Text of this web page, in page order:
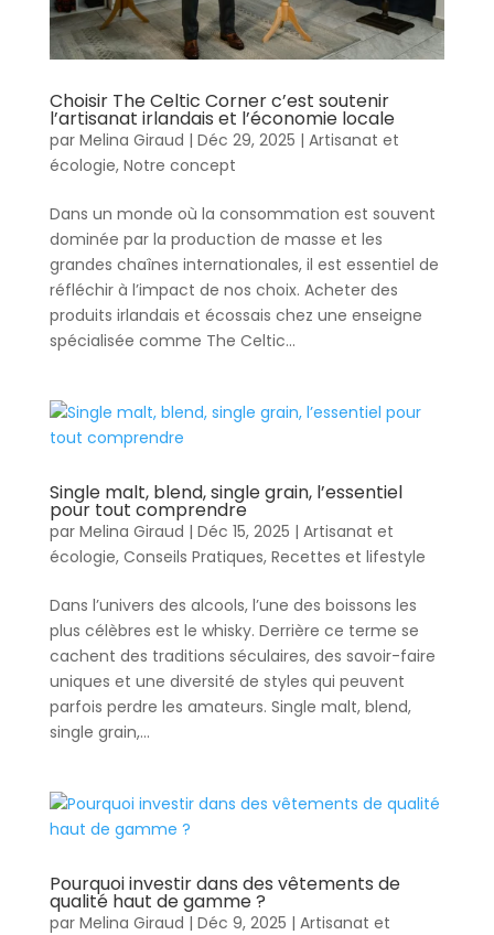
Choisir The Celtic Corner c’est soutenir
l’artisanat irlandais et l’économie locale
par Melina Giraud | Déc 29, 2025 | Artisanat et
écologie, Notre concept
Dans un monde où la consommation est souvent
dominée par la production de masse et les
grandes chaînes internationales, il est essentiel de
réfléchir à l’impact de nos choix. Acheter des
produits irlandais et écossais chez une enseigne
spécialisée comme The Celtic...
Single malt, blend, single grain, l’essentiel
pour tout comprendre
par Melina Giraud | Déc 15, 2025 | Artisanat et
écologie, Conseils Pratiques, Recettes et lifestyle
Dans l’univers des alcools, l’une des boissons les
plus célèbres est le whisky. Derrière ce terme se
cachent des traditions séculaires, des savoir-faire
uniques et une diversité de styles qui peuvent
parfois perdre les amateurs. Single malt, blend,
single grain,...
Pourquoi investir dans des vêtements de
qualité haut de gamme ?
par Melina Giraud | Déc 9, 2025 | Artisanat et